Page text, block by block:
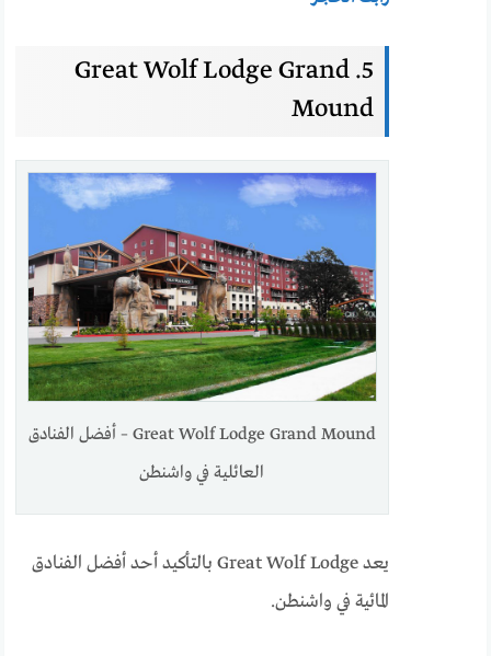
5. Great Wolf Lodge Grand
Mound
Great Wolf Lodge Grand Mound – أفضل الفنادق
العائلية في واشنطن
يعد Great Wolf Lodge بالتأكيد أحد أفضل الفنادق
المائية في واشنطن.